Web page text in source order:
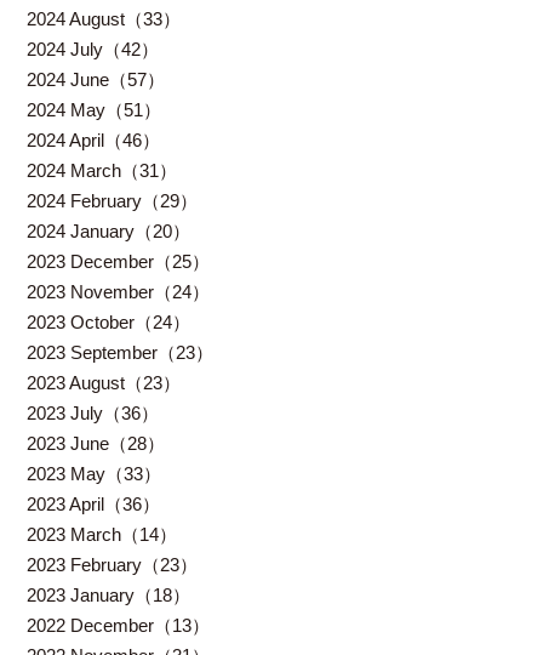
2024 August（33）
2024 July（42）
2024 June（57）
2024 May（51）
2024 April（46）
2024 March（31）
2024 February（29）
2024 January（20）
2023 December（25）
2023 November（24）
2023 October（24）
2023 September（23）
2023 August（23）
2023 July（36）
2023 June（28）
2023 May（33）
2023 April（36）
2023 March（14）
2023 February（23）
2023 January（18）
2022 December（13）